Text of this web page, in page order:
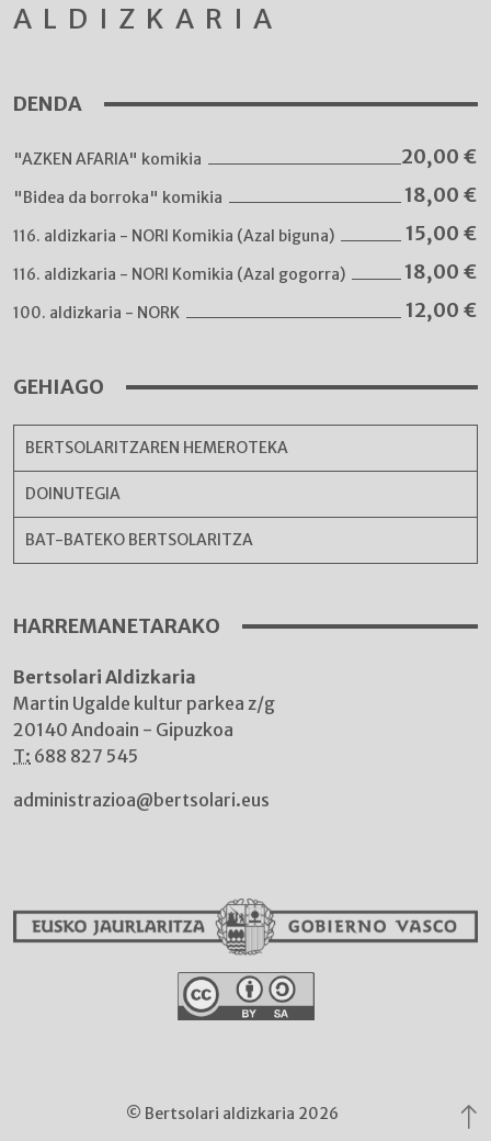
ALDIZKARIA
DENDA
"AZKEN AFARIA" komikia 20,00 €
"Bidea da borroka" komikia 18,00 €
116. aldizkaria - NORI Komikia (Azal biguna) 15,00 €
116. aldizkaria - NORI Komikia (Azal gogorra) 18,00 €
100. aldizkaria - NORK 12,00 €
GEHIAGO
BERTSOLARITZAREN HEMEROTEKA
DOINUTEGIA
BAT-BATEKO BERTSOLARITZA
HARREMANETARAKO
Bertsolari Aldizkaria
Martin Ugalde kultur parkea z/g
20140 Andoain - Gipuzkoa
T: 688 827 545
administrazioa@bertsolari.eus
© Bertsolari aldizkaria 2026